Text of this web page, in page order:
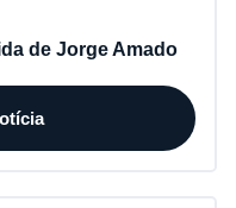
de Jorge Amado